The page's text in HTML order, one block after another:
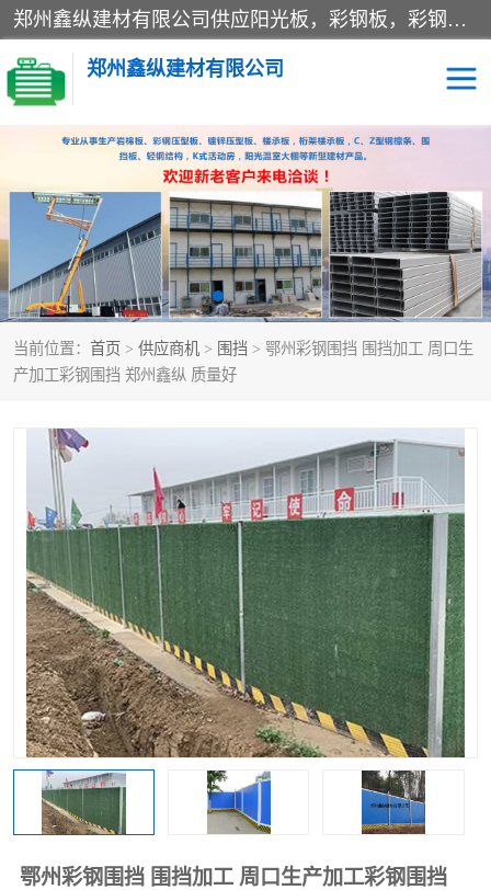
郑州鑫纵建材有限公司供应阳光板，彩钢板，彩钢钢构工程是一家集生产销售租赁安装于一体的企业，主要生产PC采光板，耐力板，仿古琉璃采光板，岩棉板、彩钢压型板、镀锌压型板、桁架楼承板，C、Z型钢檩条、围挡板、轻钢结构，阳光温室大棚等新型建材产品。公司旗下有多台移动式高空压瓦机租赁，承接全国各地业务，专业对外租赁各种型号压瓦机。
郑州鑫纵建材有限公司
当前位置： 首页 > 供应商机 > 围挡 > 鄂州彩钢围挡 围挡加工 周口生
产加工彩钢围挡 郑州鑫纵 质量好
鄂州彩钢围挡 围挡加工 周口生产加工彩钢围挡
高空瓦机租赁 ASA合成树脂仿古瓦
CZ型钢 FRP采光板
PC多层板 PC耐力板
建筑围挡 楼层板
岩棉板 钢结构配件
围挡 彩钢板
生产加工单板复合围挡 市
政围挡